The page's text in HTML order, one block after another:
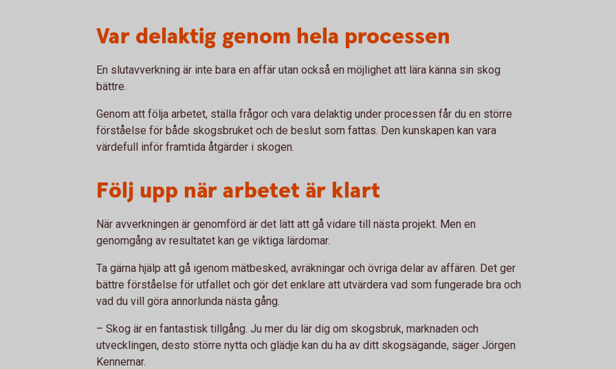
Var delaktig genom hela processen
En slutavverkning är inte bara en affär utan också en möjlighet att lära känna sin skog
bättre.
Genom att följa arbetet, ställa frågor och vara delaktig under processen får du en större
förståelse för både skogsbruket och de beslut som fattas. Den kunskapen kan vara
värdefull inför framtida åtgärder i skogen.
Följ upp när arbetet är klart
När avverkningen är genomförd är det lätt att gå vidare till nästa projekt. Men en
genomgång av resultatet kan ge viktiga lärdomar.
Ta gärna hjälp att gå igenom mätbesked, avräkningar och övriga delar av affären. Det ger
bättre förståelse för utfallet och gör det enklare att utvärdera vad som fungerade bra och
vad du vill göra annorlunda nästa gång.
– Skog är en fantastisk tillgång. Ju mer du lär dig om skogsbruk, marknaden och
utvecklingen, desto större nytta och glädje kan du ha av ditt skogsägande, säger Jörgen
Kennemar.